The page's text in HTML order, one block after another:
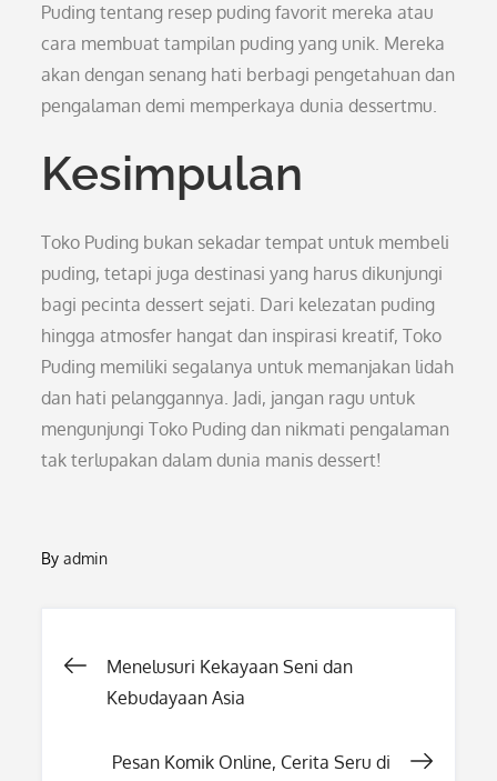
Puding tentang resep puding favorit mereka atau
cara membuat tampilan puding yang unik. Mereka
akan dengan senang hati berbagi pengetahuan dan
pengalaman demi memperkaya dunia dessertmu.
Kesimpulan
Toko Puding bukan sekadar tempat untuk membeli
puding, tetapi juga destinasi yang harus dikunjungi
bagi pecinta dessert sejati. Dari kelezatan puding
hingga atmosfer hangat dan inspirasi kreatif, Toko
Puding memiliki segalanya untuk memanjakan lidah
dan hati pelanggannya. Jadi, jangan ragu untuk
mengunjungi Toko Puding dan nikmati pengalaman
tak terlupakan dalam dunia manis dessert!
Byadmin
Post
Menelusuri Kekayaan Seni dan
Kebudayaan Asia
Pesan Komik Online, Cerita Seru di